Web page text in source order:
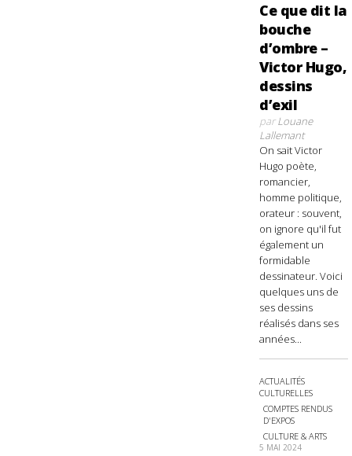
Ce que dit la
bouche
d’ombre –
Victor Hugo,
dessins
d’exil
parLouane
Lallemant
On sait Victor
Hugo poète,
romancier,
homme politique,
orateur : souvent,
on ignore qu'il fut
également un
formidable
dessinateur. Voici
quelques uns de
ses dessins
réalisés dans ses
années...
ACTUALITÉS
CULTURELLES
COMPTES RENDUS
D'EXPOS
CULTURE & ARTS
5 MAI 2024